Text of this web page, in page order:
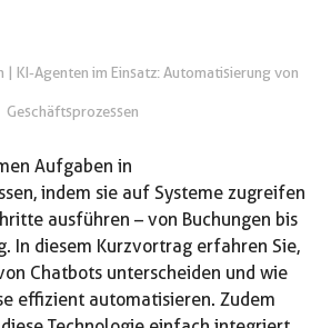
| KI-Agenten im Einsatz: Automatisierung von
Geschäftsprozessen
Aufgaben in
indem sie auf Systeme zugreifen
ausführen – von Buchungen bis
In diesem Kurzvortrag erfahren Sie,
Chatbots unterscheiden und wie
effizient automatisieren. Zudem